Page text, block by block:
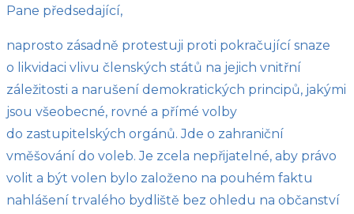
Pane předsedající,
naprosto zásadně protestuji proti pokračující snaze
o likvidaci vlivu členských států na jejich vnitřní
záležitosti a narušení demokratických principů, jakými
jsou všeobecné, rovné a přímé volby
do zastupitelských orgánů. Jde o zahraniční
vměšování do voleb. Je zcela nepřijatelné, aby právo
volit a být volen bylo založeno na pouhém faktu
nahlášení trvalého bydliště bez ohledu na občanství